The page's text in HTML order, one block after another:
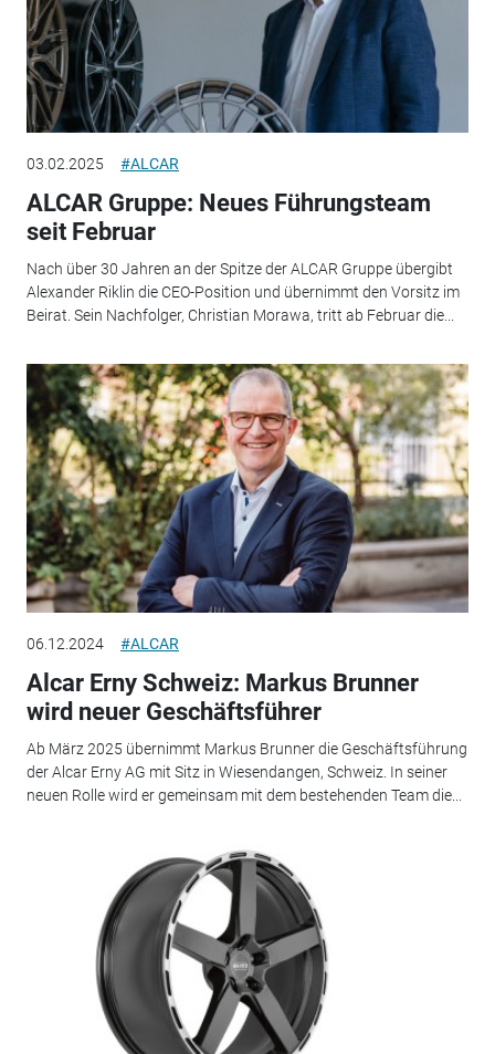
03.02.2025 #ALCAR
ALCAR Gruppe: Neues Führungsteam
seit Februar
Nach über 30 Jahren an der Spitze der ALCAR Gruppe übergibt
Alexander Riklin die CEO-Position und übernimmt den Vorsitz im
Beirat. Sein Nachfolger, Christian Morawa, tritt ab Februar die...
06.12.2024 #ALCAR
Alcar Erny Schweiz: Markus Brunner
wird neuer Geschäftsführer
Ab März 2025 übernimmt Markus Brunner die Geschäftsführung
der Alcar Erny AG mit Sitz in Wiesendangen, Schweiz. In seiner
neuen Rolle wird er gemeinsam mit dem bestehenden Team die...